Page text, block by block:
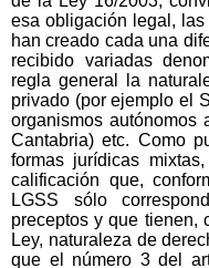
esa obligación legal,
han creado cada una
recibido variadas
regla general la
privado (por ejemplo el
organismos autónomos
Cantabria) etc. Como
formas jurídicas
calificación que,
LGSS sólo
preceptos y que tienen,
Ley, naturaleza de
que el número 3 del